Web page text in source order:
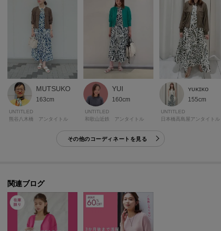
MUTSUKO
163cm
UNTITLED
熊谷八木橋 アンタイトル
YUI
160cm
UNTITLED
和歌山近鉄 アンタイトル
ʏᴜᴋɪᴋᴏ
155cm
UNTITLED
日本橋高島屋アンタイトル
その他のコーディネートを見る
関連ブログ